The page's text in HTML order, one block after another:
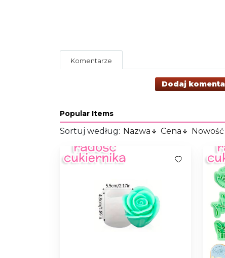
Komentarze
Dodaj
Popular Items
Sortuj według: Nazwa Cena Nowość